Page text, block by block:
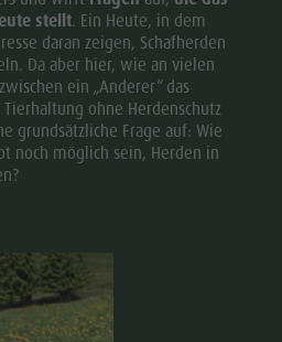
stellt. Ein Heute, in dem
daran zeigen, Schafherden
Da aber hier, wie an vielen
ein „Anderer“ das
ohne Herdenschutz
grundsätzliche Frage auf: Wie
noch möglich sein, Herden in